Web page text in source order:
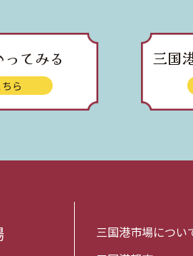
てみる
ら
三国
三国港市場につい